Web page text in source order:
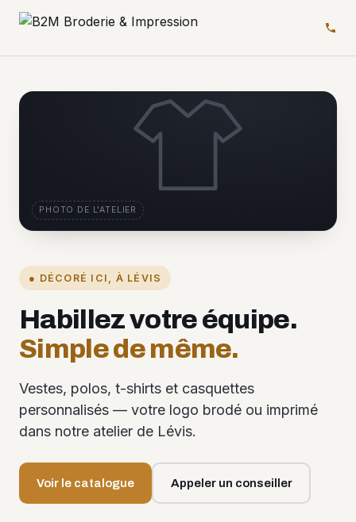
● DÉCORÉ ICI, À LÉVIS
Habillez votre équipe.
Simple de même.
Vestes, polos, t-shirts et casquettes
personnalisés — votre logo brodé ou imprimé
dans notre atelier de Lévis.
Voir le catalogue Appeler un conseiller
PHOTO DE L'ATELIER